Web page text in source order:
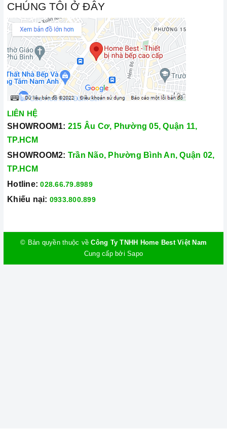
CHÚNG TÔI Ở ĐÂY
LIÊN HỆ
SHOWROOM1: 215 Âu Cơ, Phường 05, Quận 11,
TP.HCM
SHOWROOM2: Trần Não, Phường Bình An, Quận 02,
TP.HCM
Hotline: 028.66.79.8989
Khiếu nại: 0933.800.899
© Bản quyền thuộc vềCông Ty TNHH Home Best Việt Nam
Cung cấp bởiSapo